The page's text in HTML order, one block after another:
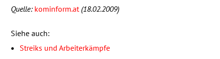
Quelle: kominform.at (18.02.2009)
Siehe auch:
Streiks und Arbeiterkämpfe